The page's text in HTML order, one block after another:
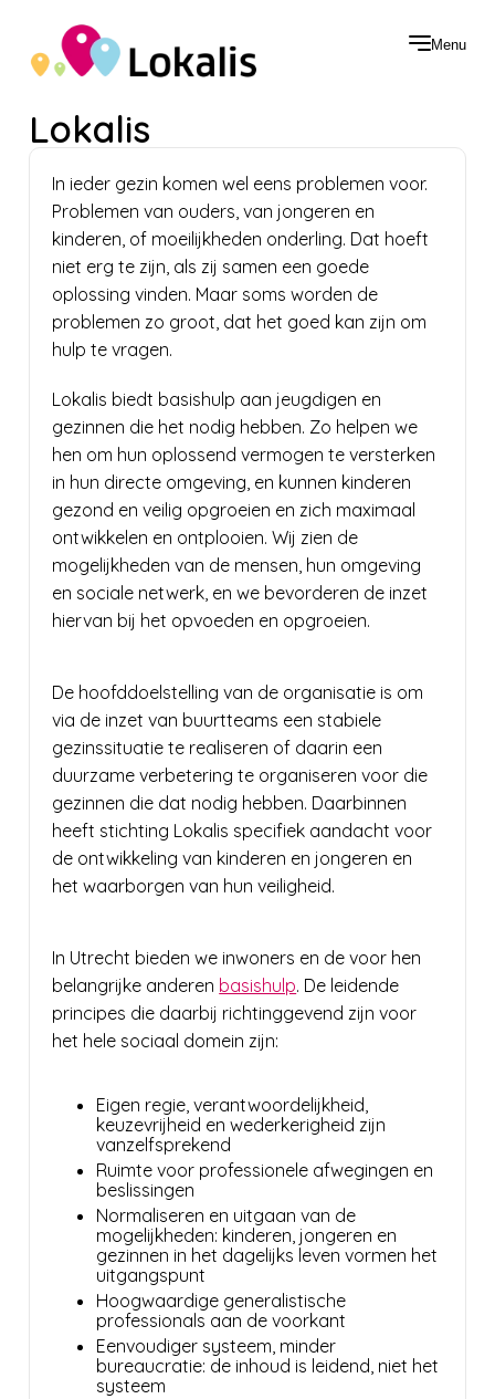
Menu
Lokalis
In ieder gezin komen wel eens problemen voor.
Problemen van ouders, van jongeren en
kinderen, of moeilijkheden onderling. Dat hoeft
niet erg te zijn, als zij samen een goede
oplossing vinden. Maar soms worden de
problemen zo groot, dat het goed kan zijn om
hulp te vragen.
Lokalis biedt basishulp aan jeugdigen en
gezinnen die het nodig hebben. Zo helpen we
hen om hun oplossend vermogen te versterken
in hun directe omgeving, en kunnen kinderen
gezond en veilig opgroeien en zich maximaal
ontwikkelen en ontplooien. Wij zien de
mogelijkheden van de mensen, hun omgeving
en sociale netwerk, en we bevorderen de inzet
hiervan bij het opvoeden en opgroeien.
De hoofddoelstelling van de organisatie is om
via de inzet van buurtteams een stabiele
gezinssituatie te realiseren of daarin een
duurzame verbetering te organiseren voor die
gezinnen die dat nodig hebben. Daarbinnen
heeft stichting Lokalis specifiek aandacht voor
de ontwikkeling van kinderen en jongeren en
het waarborgen van hun veiligheid.
In Utrecht bieden we inwoners en de voor hen
belangrijke anderen basishulp. De leidende
principes die daarbij richtinggevend zijn voor
het hele sociaal domein zijn:
Eigen regie, verantwoordelijkheid,
keuzevrijheid en wederkerigheid zijn
vanzelfsprekend
Ruimte voor professionele afwegingen en
beslissingen
Normaliseren en uitgaan van de
mogelijkheden: kinderen, jongeren en
gezinnen in het dagelijks leven vormen het
uitgangspunt
Hoogwaardige generalistische
professionals aan de voorkant
Eenvoudiger systeem, minder
bureaucratie: de inhoud is leidend, niet het
systeem